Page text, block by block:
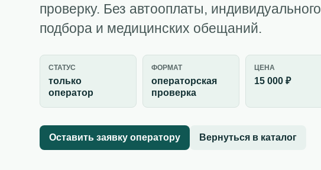
проверку. Без автооплаты, индивидуального
подбора и медицинских обещаний.
СТАТУС
только
оператор
ФОРМАТ
операторская
проверка
ЦЕНА
15 000 ₽
Оставить заявку оператору Вернуться в каталог